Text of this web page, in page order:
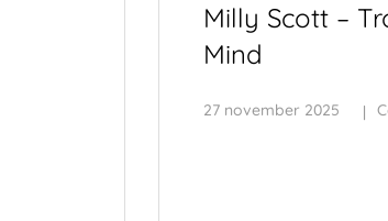
Milly Scott –
Mind
27 november 2025